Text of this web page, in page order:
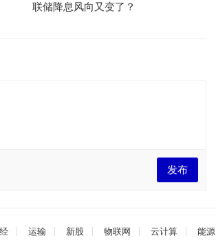
联储降息风向又变了？
发布
运输 新股 物联网 云计算 能源